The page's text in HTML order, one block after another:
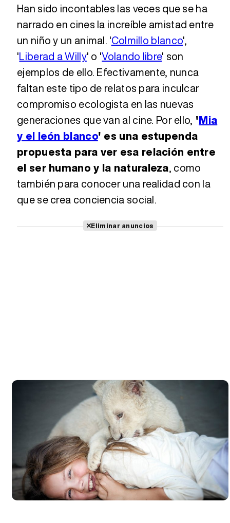
Han sido incontables las veces que se ha
narrado en cines la increíble amistad entre
un niño y un animal. 'Colmillo blanco',
'Liberad a Willy' o 'Volando libre' son
ejemplos de ello. Efectivamente, nunca
faltan este tipo de relatos para inculcar
compromiso ecologista en las nuevas
generaciones que van al cine. Por ello, 'Mia
y el león blanco' es una estupenda
propuesta para ver esa relación entre
el ser humano y la naturaleza, como
también para conocer una realidad con la
que se crea conciencia social.
Eliminar anuncios